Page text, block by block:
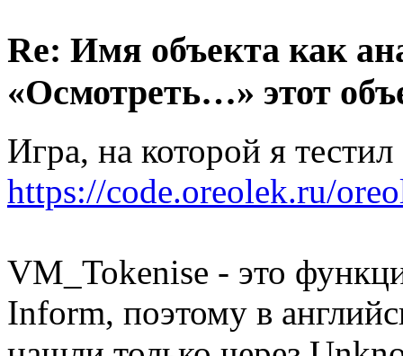
Re: Имя объекта как
«Осмотреть…» этот
Игра, на которой я
https://code.oreolek.ru/
VM_Tokenise - это
Inform, поэтому в